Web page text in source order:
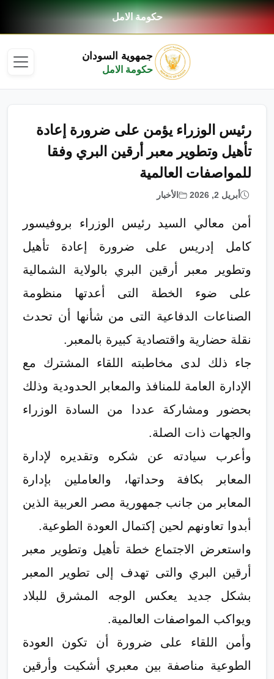
حكومة الامل
جمهوية السودان
حكومة الامل
رئيس الوزراء يؤمن على ضرورة إعادة
تأهيل وتطوير معبر أرقين البري وفقا
للمواصفات العالمية
أبريل 2, 2026 الأخبار
أمن معالي السيد رئيس الوزراء بروفيسور
كامل إدريس على ضرورة إعادة تأهيل
وتطوير معبر أرقين البري بالولاية الشمالية
على ضوء الخطة التى أعدتها منظومة
الصناعات الدفاعية التى من شأنها أن تحدث
نقلة حضارية واقتصادية كبيرة بالمعبر.
جاء ذلك لدى مخاطبته اللقاء المشترك مع
الإدارة العامة للمنافذ والمعابر الحدودية وذلك
بحضور ومشاركة عددا من السادة الوزراء
والجهات ذات الصلة.
وأعرب سيادته عن شكره وتقديره لإدارة
المعابر بكافة وحداتها، والعاملين بإدارة
المعابر من جانب جمهورية مصر العربية الذين
أبدوا تعاونهم لحين إكتمال العودة الطوعية.
واستعرض الاجتماع خطة تأهيل وتطوير معبر
أرقين البري والتى تهدف إلى تطوير المعبر
بشكل جديد يعكس الوجه المشرق للبلاد
ويواكب المواصفات العالمية.
وأمن اللقاء على ضرورة أن تكون العودة
الطوعية مناصفة بين معبري أشكيت وأرقين